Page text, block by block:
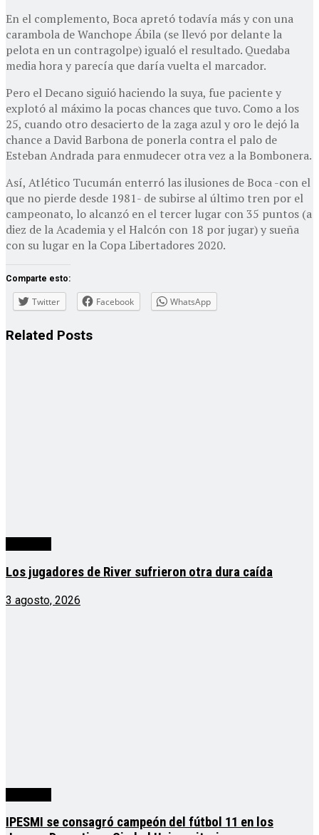
En el complemento, Boca apretó todavía más y con una
carambola de Wanchope Ábila (se llevó por delante la
pelota en un contragolpe) igualó el resultado. Quedaba
media hora y parecía que daría vuelta el marcador.
Pero el Decano siguió haciendo la suya, fue paciente y
explotó al máximo la pocas chances que tuvo. Como a los
25, cuando otro desacierto de la zaga azul y oro le dejó la
chance a David Barbona de ponerla contra el palo de
Esteban Andrada para enmudecer otra vez a la Bombonera.
Así, Atlético Tucumán enterró las ilusiones de Boca -con el
que no pierde desde 1981- de subirse al último tren por el
campeonato, lo alcanzó en el tercer lugar con 35 puntos (a
diez de la Academia y el Halcón con 18 por jugar) y sueña
con su lugar en la Copa Libertadores 2020.
Comparte esto:
Twitter Facebook WhatsApp
Related Posts
Los jugadores de River sufrieron otra dura caída
3 agosto, 2026
IPESMI se consagró campeón del fútbol 11 en los